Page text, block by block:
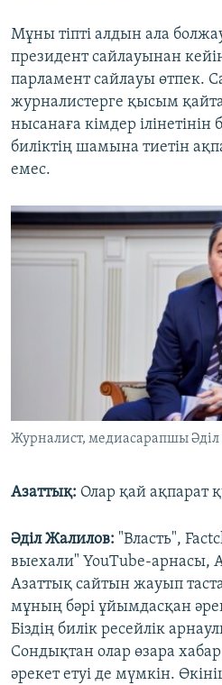
Мұны тіпті алдын ала
президент сайлауынан
парламент сайлауы өтпек.
журналистерге қысым
нысанаға кімдер
биліктің шамына тиетін
емес.
Журналист, медиасарапшы
Азаттық: Олар қай ақпарат
Әділ Жалилов: "Власть",
выехали" YouTube-арнасы,
Азаттық сайтын жауып
мұның бәрі ұйымдасқан
Біздің билік ресейлік
Сондықтан олар өзара
әрекет етуі де мүмкін.